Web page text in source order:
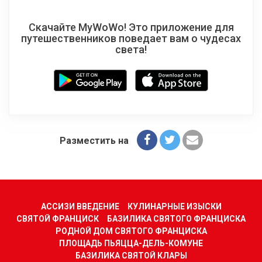
Скачайте MyWoWo! Это приложение для
путешественников поведает вам о чудесах
света!
Разместить на
АССИЗИ ВВЕДЕНИЕ
КУЛИНАРНЫЕ ИЗЫСКИ
СВЯТОЙ ФРАНЦИСК
БАЗИЛИКА СВЯТОГО ФРАНЦИСКА
РОДНОЙ ДОМ СВЯТОГО ФРАНЦИСКА
ПЛОЩАДЬ ПЬЯЦЦА-ДЕЛЬ-КОМУНЕ
БАЗИЛИКА СВЯТОЙ КЛАРЫ